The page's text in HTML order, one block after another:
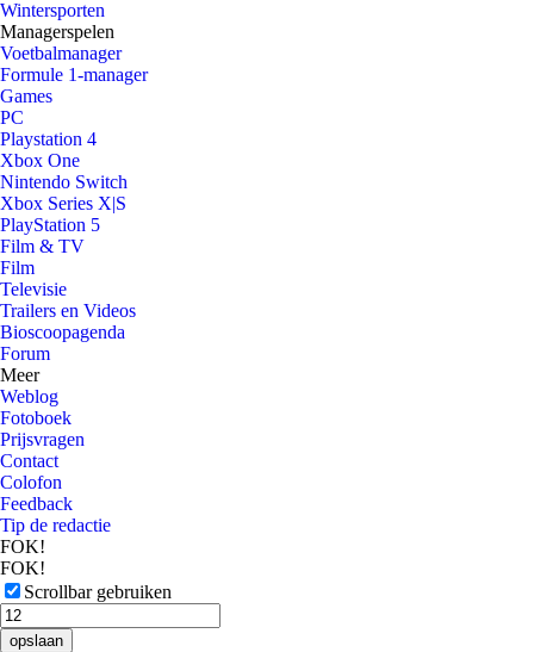
Wintersporten
Managerspelen
Voetbalmanager
Formule 1-manager
Games
PC
Playstation 4
Xbox One
Nintendo Switch
Xbox Series X|S
PlayStation 5
Film & TV
Film
Televisie
Trailers en Videos
Bioscoopagenda
Forum
Meer
Weblog
Fotoboek
Prijsvragen
Contact
Colofon
Feedback
Tip de redactie
FOK!
FOK!
Scrollbar gebruiken
opslaan